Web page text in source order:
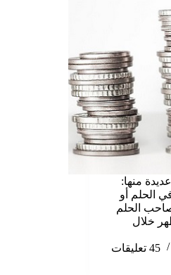
منها:
الحلم أو
الحلم
خلال
45 تعليقات